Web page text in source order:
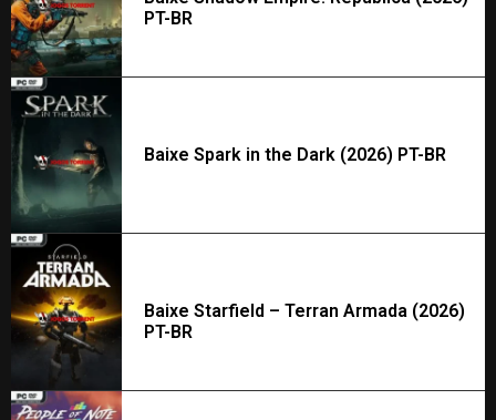
PT-BR
Baixe Spark in the Dark (2026) PT-BR
Baixe Starfield – Terran Armada (2026)
PT-BR